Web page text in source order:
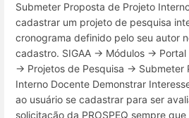
Submeter Proposta de Projeto
cadastrar um projeto de pesquisa
cronograma definido pelo seu autor
cadastro. SIGAA → Módulos →
→ Projetos de Pesquisa → Submeter
Interno Docente Demonstrar
ao usuário se cadastrar para ser
solicitação da PROSPEQ sempre